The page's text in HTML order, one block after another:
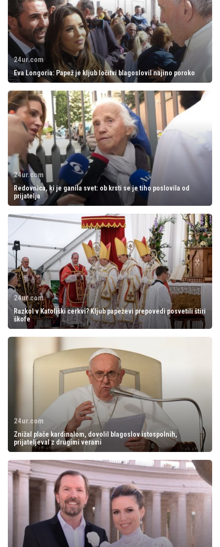
24ur.com
Eva Longoria: Papež je kljub ločitvi blagoslovil najino poroko
24ur.com
Redovnica, ki je ganila svet: ob krsti se je tiho poslovila od
prijatelja
24ur.com
Razkol v Katoliški cerkvi? Kljub papeževi prepovedi posvetili štiri
škofe
24ur.com
Znižal plače kardinalom, dovolil blagoslov istospolnih,
prijateljeval z drugimi verami